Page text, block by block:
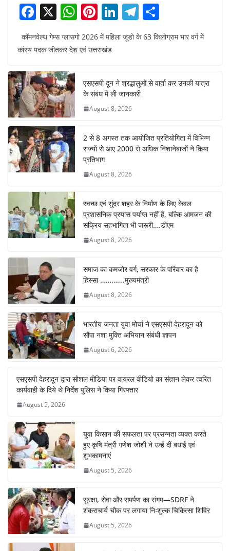
F
a
c
b
o
o
k
X W
h
at
s
A
p
p
Pi
nt
er
st
Li
k
dI
n
T
e
a
m
h
ar
कॉमनवेल्थ गेम्स ग्लासगो 2026 में महिला जूडो के 63 किलोग्राम भार वर्ग में
कांस्य पदक जीतकर देश एवं उत्तराखंड
एसएसपी दून ने श्रद्धालुओं से वार्ता कर उनकी यात्रा
के संबंध में ली जानकारी
August 8, 2026
2 से 8 अगस्त तक आयोजित प्रतियोगिता में विभिन्न
राज्यों से आए 2000 से अधिक निशानेबाजों ने किया
प्रतिभाग
August 8, 2026
स्वच्छ एवं सुंदर शहर के निर्माण के लिए केवल
प्रशासनिक प्रयास पर्याप्त नहीं हैं, बल्कि आमजन की
सक्रिय सहभागिता भी जरूरी….डीएम
August 8, 2026
समाज का कमजोर वर्ग, सरकार के परिवार का है
हिस्सा ………….मुख्यमंत्री
August 8, 2026
भारतीय जनता युवा मोर्चा ने एसएसपी देहरादून को
सौंपा नशा मुक्ति अभियान संबंधी ज्ञापन
August 6, 2026
एसएसपी देहरादून द्वारा सोशल मीडिया पर वायरल वीडियो का संज्ञान लेकर त्वरित
कार्यवाही के दिये थे निर्देश पुलिस ने किया गिरफ्तार
August 5, 2026
युवा किसान की सफलता पर प्रसन्नता व्यक्त करते
हुए कृषि मंत्री गणेश जोशी ने उन्हें दीं बधाई एवं
शुभकामनाएं
August 5, 2026
सुरक्षा, सेवा और समर्पण का संगम—SDRF ने
शंकराचार्य चौक पर लगाया निःशुल्क चिकित्सा शिविर
August 5, 2026